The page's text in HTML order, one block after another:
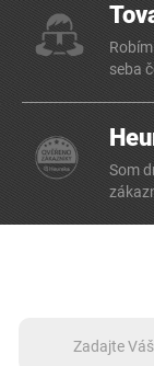
seba
Som